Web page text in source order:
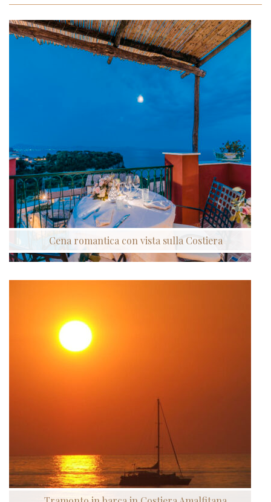
Cena romantica con vista sulla Costiera